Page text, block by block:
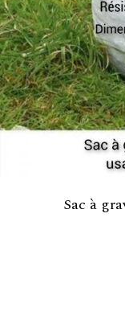
Sac à